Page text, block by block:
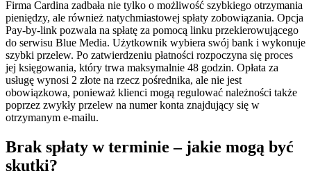
Firma Cardina zadbała nie tylko o możliwość szybkiego otrzymania
pieniędzy, ale również natychmiastowej spłaty zobowiązania. Opcja
Pay-by-link pozwala na spłatę za pomocą linku przekierowującego
do serwisu Blue Media. Użytkownik wybiera swój bank i wykonuje
szybki przelew. Po zatwierdzeniu płatności rozpoczyna się proces
jej księgowania, który trwa maksymalnie 48 godzin. Opłata za
usługę wynosi 2 złote na rzecz pośrednika, ale nie jest
obowiązkowa, ponieważ klienci mogą regulować należności także
poprzez zwykły przelew na numer konta znajdujący się w
otrzymanym e-mailu.
Brak spłaty w terminie – jakie mogą być
skutki?